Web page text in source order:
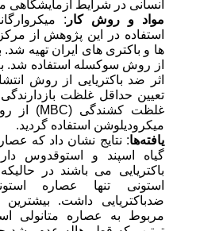
انسانی در شرایط آزمایشگاهی
مواد و روش‌ کار:
استفاده در این پژوهش از
ها و باکتری های ایران تهیه شد.
از روش سوکسله استفاده شد.
اثر ضد باکتریایی از روش
تعیین حداقل غلظت بازدارندگی (
غلظت کشندگی ( MBC ) از
میکرودیلوشن استفاده گردید.
یافته‌ها: نتایج نشان داد که
گیاه اسپند و استوقدوس
باکتریایی می باشند در
استونی تنها عصاره
ضدباکتریایی داشت. بیشترین
مربوط به عصاره متانولی